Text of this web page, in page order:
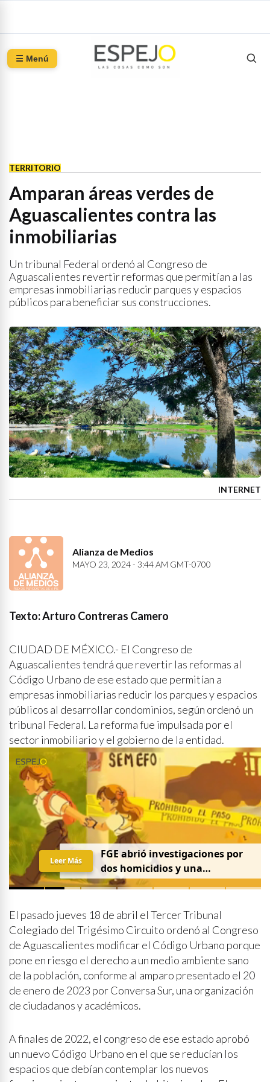
☰ Menú
TERRITORIO
Amparan áreas verdes de
Aguascalientes contra las
inmobiliarias
Un tribunal Federal ordenó al Congreso de
Aguascalientes revertir reformas que permitían a las
empresas inmobiliarias reducir parques y espacios
públicos para beneficiar sus construcciones.
INTERNET
Alianza de Medios
MAYO 23, 2024 - 3:44 AM GMT-0700
Texto: Arturo Contreras Camero
CIUDAD DE MÉXICO.- El Congreso de
Aguascalientes tendrá que revertir las reformas al
Código Urbano de ese estado que permitían a
empresas inmobiliarias reducir los parques y espacios
públicos al desarrollar condominios, según ordenó un
tribunal Federal. La reforma fue impulsada por el
sector inmobiliario y el gobierno de la entidad.
FGE abrió investigaciones por
dos homicidios y una
desaparición el 7 de agosto
Leer Más
El pasado jueves 18 de abril el Tercer Tribunal
Colegiado del Trigésimo Circuito ordenó al Congreso
de Aguascalientes modificar el Código Urbano porque
pone en riesgo el derecho a un medio ambiente sano
de la población, conforme al amparo presentado el 20
de enero de 2023 por Conversa Sur, una organización
de ciudadanos y académicos.
A finales de 2022, el congreso de ese estado aprobó
un nuevo Código Urbano en el que se reducían los
espacios que debían contemplar los nuevos